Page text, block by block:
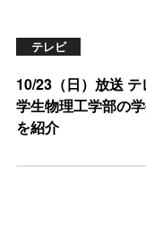
テレビ
10/23（日）放送
学生物理工学部の
を紹介